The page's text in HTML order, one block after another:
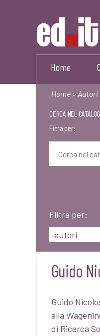
Editpress
Home
Home> Autori
CERCA NEL
Filtra per:
Filtra per:
autori
Guido
Guido
alla
di Ricerca